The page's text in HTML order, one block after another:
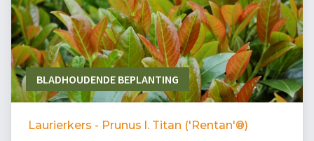
BLADHOUDENDE BEPLANTING
Laurierkers - Prunus l. Titan ('Rentan'®)